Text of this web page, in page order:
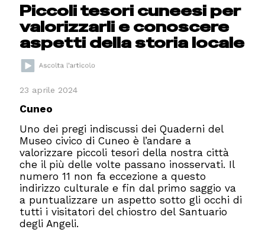
Piccoli tesori cuneesi per
valorizzarli e conoscere
aspetti della storia locale
23 aprile 2024
Cuneo
Uno dei pregi indiscussi dei Quaderni del
Museo civico di Cuneo è l’andare a
valorizzare piccoli tesori della nostra città
che il più delle volte passano inosservati. Il
numero 11 non fa eccezione a questo
indirizzo culturale e fin dal primo saggio va
a puntualizzare un aspetto sotto gli occhi di
tutti i visitatori del chiostro del Santuario
degli Angeli.